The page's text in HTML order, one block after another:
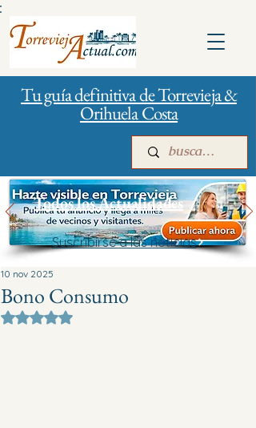
Tu guía definitiva de Torrevieja &
Orihuela Costa
Publicidad
Todos los Actualidades
Suscribirse a las noticias
Bono Consumo
10 nov 2025
Obtuvo NaN de 5 estrellas.